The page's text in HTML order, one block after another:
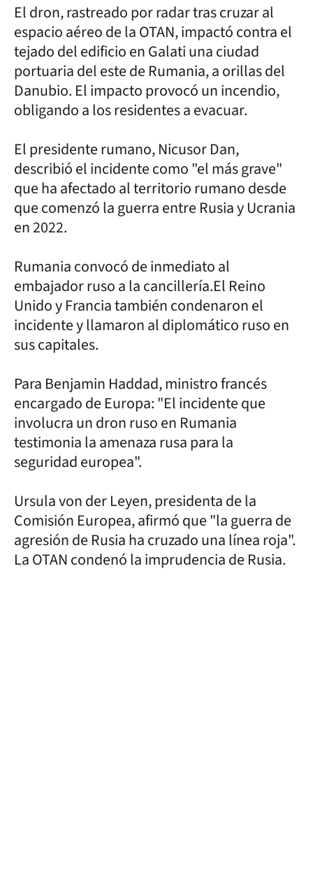
El dron, rastreado por radar tras cruzar al
espacio aéreo de la OTAN, impactó contra el
tejado del edificio en Galati una ciudad
portuaria del este de Rumania, a orillas del
Danubio. El impacto provocó un incendio,
obligando a los residentes a evacuar.
El presidente rumano, Nicusor Dan,
describió el incidente como "el más grave"
que ha afectado al territorio rumano desde
que comenzó la guerra entre Rusia y Ucrania
en 2022.
Rumania convocó de inmediato al
embajador ruso a la cancillería.El Reino
Unido y Francia también condenaron el
incidente y llamaron al diplomático ruso en
sus capitales.
Para Benjamin Haddad, ministro francés
encargado de Europa: "El incidente que
involucra un dron ruso en Rumania
testimonia la amenaza rusa para la
seguridad europea".
Ursula von der Leyen, presidenta de la
Comisión Europea, afirmó que "la guerra de
agresión de Rusia ha cruzado una línea roja".
La OTAN condenó la imprudencia de Rusia.